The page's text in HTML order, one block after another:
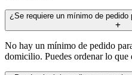
¿Se requiere un mínimo de
No hay un mínimo de pedido
domicilio. Puedes ordenar lo que